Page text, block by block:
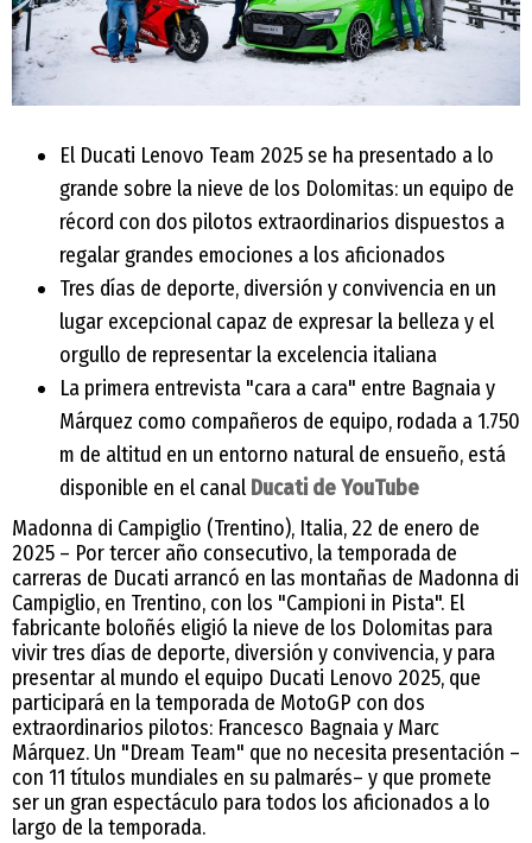
El Ducati Lenovo Team 2025 se ha presentado a lo
grande sobre la nieve de los Dolomitas: un equipo de
récord con dos pilotos extraordinarios dispuestos a
regalar grandes emociones a los aficionados
Tres días de deporte, diversión y convivencia en un
lugar excepcional capaz de expresar la belleza y el
orgullo de representar la excelencia italiana
La primera entrevista "cara a cara" entre Bagnaia y
Márquez como compañeros de equipo, rodada a 1.750
m de altitud en un entorno natural de ensueño, está
disponible en el canal Ducati de YouTube
Madonna di Campiglio (Trentino), Italia, 22 de enero de
2025 – Por tercer año consecutivo, la temporada de
carreras de Ducati arrancó en las montañas de Madonna di
Campiglio, en Trentino, con los "Campioni in Pista". El
fabricante boloñés eligió la nieve de los Dolomitas para
vivir tres días de deporte, diversión y convivencia, y para
presentar al mundo el equipo Ducati Lenovo 2025, que
participará en la temporada de MotoGP con dos
extraordinarios pilotos: Francesco Bagnaia y Marc
Márquez. Un "Dream Team" que no necesita presentación –
con 11 títulos mundiales en su palmarés– y que promete
ser un gran espectáculo para todos los aficionados a lo
largo de la temporada.